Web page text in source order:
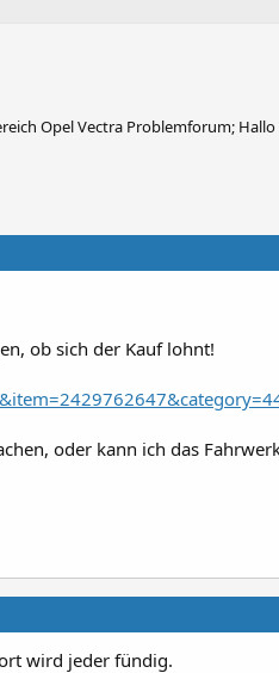
Opel Vectra Problemforum;
ob sich der Kauf lohnt!
oder kann ich das
wird jeder fündig.